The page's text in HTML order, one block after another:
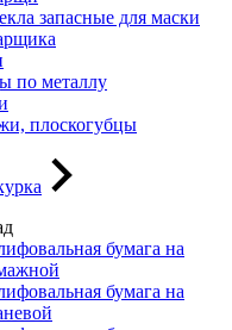
запасные для маски
по металлу
плоскогубцы
бумага на
бумага на